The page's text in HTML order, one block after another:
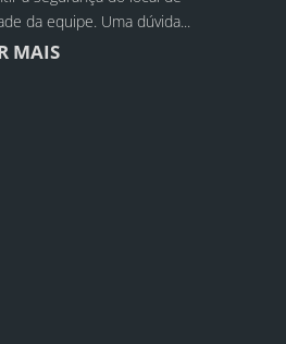
da equipe. Uma dúvida...
MAIS